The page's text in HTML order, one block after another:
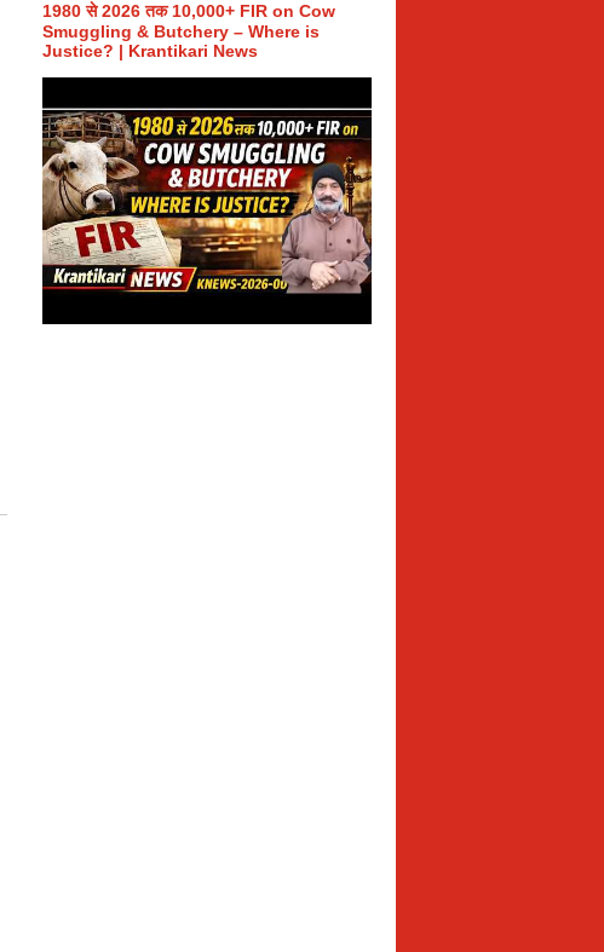
1980 से 2026 तक 10,000+ FIR on Cow
Smuggling & Butchery – Where is
Justice? | Krantikari News